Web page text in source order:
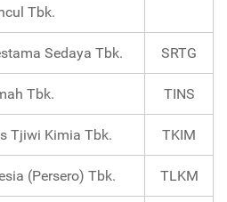
Tbk.
Sedaya Tbk. SRTG
Tbk. TINS
Tjiwi Kimia Tbk. TKIM
(Persero) Tbk. TLKM